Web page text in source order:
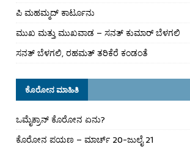
ಪಿ ಮಹಮ್ಮದ್ ಕಾರ್ಟೂನು
ಮುಖ ಮತ್ತು ಮುಖವಾಡ – ಸನತ್ ಕುಮಾರ್ ಬೆಳಗಲಿ
ಸನತ್ ಬೆಳಗಲಿ, ರಹಮತ್ ತರಿಕೆರೆ ಕಂಡಂತೆ
ಕೊರೋನ ಮಾಹಿತಿ
ಒಮೈಕ್ರಾನ್ ಕೊರೋನ ಏನು?
ಕೊರೋನ ಪಯಣ – ಮಾರ್ಚ್ 20-ಜುಲೈ 21